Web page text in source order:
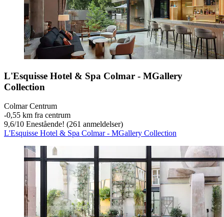
L'Esquisse Hotel & Spa Colmar - MGallery
Collection
Colmar Centrum
‐0,55 km fra centrum
9,6/10 Enestående! (261 anmeldelser)
L'Esquisse Hotel & Spa Colmar - MGallery Collection